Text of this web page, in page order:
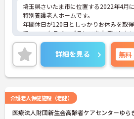
埼玉県さいたま市に位置する2022年4月
特別養護老人ホームです。
年間休日が120日としっかりお休みを取
で、ワークライフバランスを大切にした
すめです。
ご興味のある方には、面接対策ポイントな
に詳細をお話しいたしますのでお気軽に
さい！
詳細を見る 無料
介護老人保健施設（老健）
医療法人財団新生会高齢者ケアセンターゆら